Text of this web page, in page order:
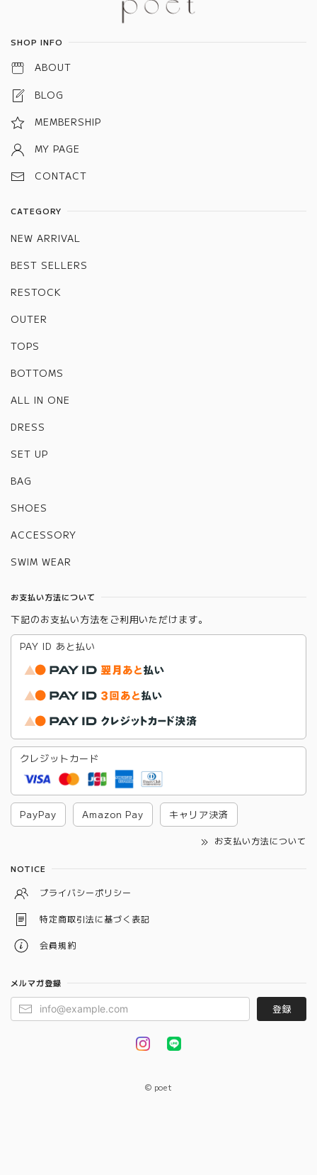
SHOP INFO
ABOUT
BLOG
MEMBERSHIP
MY PAGE
CONTACT
CATEGORY
NEW ARRIVAL
BEST SELLERS
RESTOCK
OUTER
TOPS
BOTTOMS
ALL IN ONE
DRESS
SET UP
BAG
SHOES
ACCESSORY
SWIM WEAR
お支払い方法について
下記のお支払い方法をご利用いただけます。
PAY ID あと払い
クレジットカード
PayPay Amazon Pay キャリア決済
お支払い方法について
NOTICE
プライバシーポリシー
特定商取引法に基づく表記
会員規約
メルマガ登録
登録
© poet